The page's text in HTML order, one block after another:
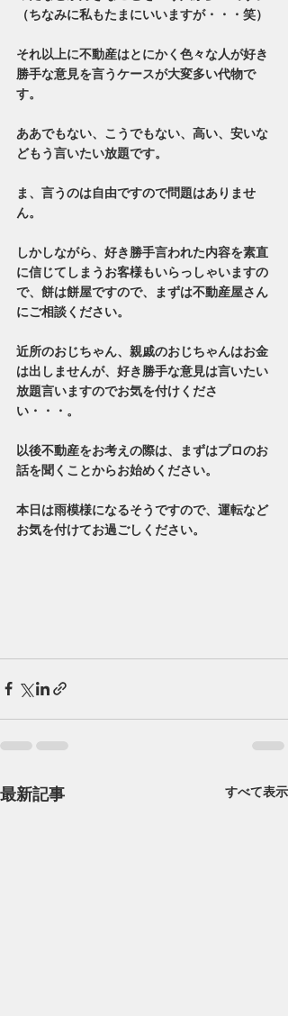
（ちなみに私もたまにいいますが・・・笑）
それ以上に不動産はとにかく色々な人が好き
勝手な意見を言うケースが大変多い代物で
す。
ああでもない、こうでもない、高い、安いな
どもう言いたい放題です。
ま、言うのは自由ですので問題はありませ
ん。
しかしながら、好き勝手言われた内容を素直
に信じてしまうお客様もいらっしゃいますの
で、餅は餅屋ですので、まずは不動産屋さん
にご相談ください。
近所のおじちゃん、親戚のおじちゃんはお金
は出しませんが、好き勝手な意見は言いたい
放題言いますのでお気を付けくださ
い・・・。
以後不動産をお考えの際は、まずはプロのお
話を聞くことからお始めください。
本日は雨模様になるそうですので、運転など
お気を付けてお過ごしください。
最新記事 すべて表示